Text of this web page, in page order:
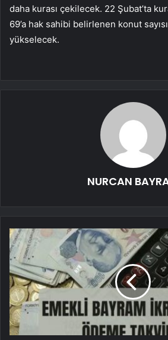
daha kurası çekilecek. 22 Şubat’ta
69’a hak sahibi belirlenen konut
yükselecek.
NURCAN